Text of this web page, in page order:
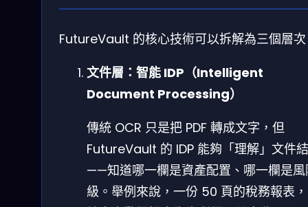
FutureVault 的核心技術可以拆解為三個層
文件層：智能 IDP（Intelligent
Document Processing）
傳統 OCR 只是把 PDF 轉成文字，但
FutureVault 的 IDP 能夠「理解」文件
——知道哪一欄是資產配置、哪一欄是風
級。舉例來說，一份 50 頁的稅務報表